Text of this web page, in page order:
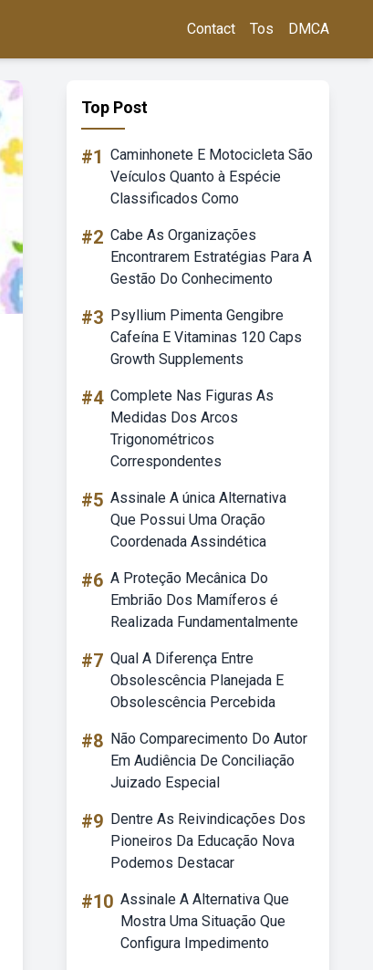
Contact Tos DMCA
Top Post
#1 Caminhonete E Motocicleta São
Veículos Quanto à Espécie
Classificados Como
#2 Cabe As Organizações
Encontrarem Estratégias Para A
Gestão Do Conhecimento
#3 Psyllium Pimenta Gengibre
Cafeína E Vitaminas 120 Caps
Growth Supplements
#4 Complete Nas Figuras As
Medidas Dos Arcos
Trigonométricos
Correspondentes
#5 Assinale A única Alternativa
Que Possui Uma Oração
Coordenada Assindética
#6 A Proteção Mecânica Do
Embrião Dos Mamíferos é
Realizada Fundamentalmente
#7 Qual A Diferença Entre
Obsolescência Planejada E
Obsolescência Percebida
#8 Não Comparecimento Do Autor
Em Audiência De Conciliação
Juizado Especial
#9 Dentre As Reivindicações Dos
Pioneiros Da Educação Nova
Podemos Destacar
#10 Assinale A Alternativa Que
Mostra Uma Situação Que
Configura Impedimento